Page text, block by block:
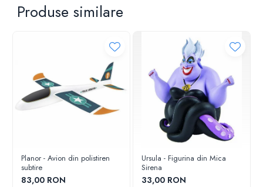
Produse similare
Planor - Avion din polistiren
subtire
83,00 RON
Ursula - Figurina din Mica
Sirena
33,00 RON